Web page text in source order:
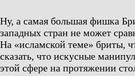
Ну, а самая большая фишка
западных стран не может
На «исламской теме» бриты,
сказать, что искусные
этой сфере на протяжении